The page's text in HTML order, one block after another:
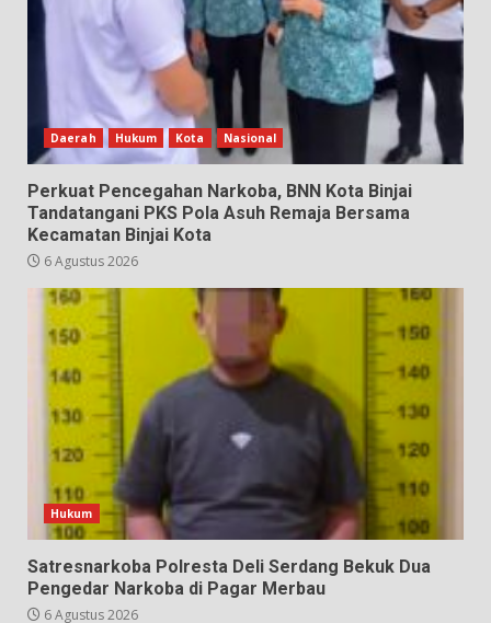
Daerah Hukum Kota Nasional
Perkuat Pencegahan Narkoba, BNN Kota Binjai
Tandatangani PKS Pola Asuh Remaja Bersama
Kecamatan Binjai Kota
6 Agustus 2026
Hukum
Satresnarkoba Polresta Deli Serdang Bekuk Dua
Pengedar Narkoba di Pagar Merbau
6 Agustus 2026